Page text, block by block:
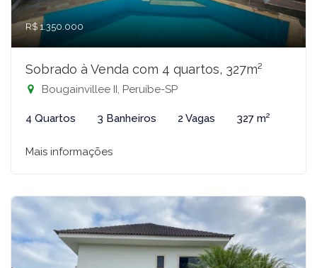
R$ 1.350.000
Sobrado à Venda com 4 quartos, 327m²
Bougainvillee II, Peruíbe-SP
4 Quartos 3 Banheiros 2 Vagas 327 m²
Mais informações